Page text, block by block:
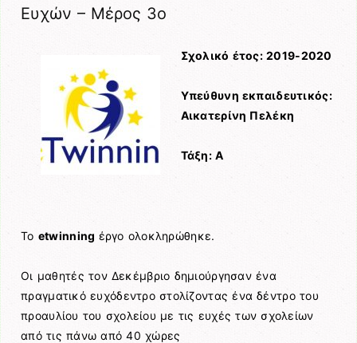
Ευχών – Μέρος 3ο
Σχολικό έτος: 2019-2020
Υπεύθυνη εκπαιδευτικός:
Αικατερίνη Πελέκη
Τάξη: A
Το etwinning έργο ολοκληρώθηκε.
Οι μαθητές τον Δεκέμβριο δημιούργησαν ένα
πραγματικό ευχόδεντρο στολίζοντας ένα δέντρο του
προαυλίου του σχολείου με τις ευχές των σχολείων
από τις πάνω από 40 χώρες